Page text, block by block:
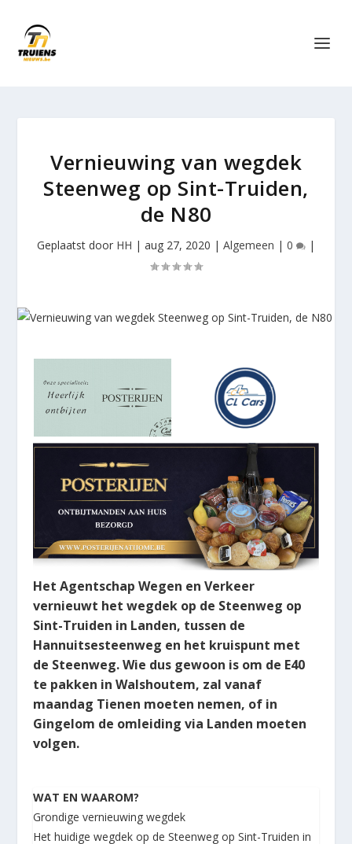
Vernieuwing van wegdek
Steenweg op Sint-Truiden,
de N80
Geplaatst door HH | aug 27, 2020 | Algemeen | 0 |
Het Agentschap Wegen en Verkeer
vernieuwt het wegdek op de Steenweg op
Sint-Truiden in Landen, tussen de
Hannuitsesteenweg en het kruispunt met
de Steenweg. Wie dus gewoon is om de E40
te pakken in Walshoutem, zal vanaf
maandag Tienen moeten nemen, of in
Gingelom de omleiding via Landen moeten
volgen.
WAT EN WAAROM?
Grondige vernieuwing wegdek
Het huidige wegdek op de Steenweg op Sint-Truiden in